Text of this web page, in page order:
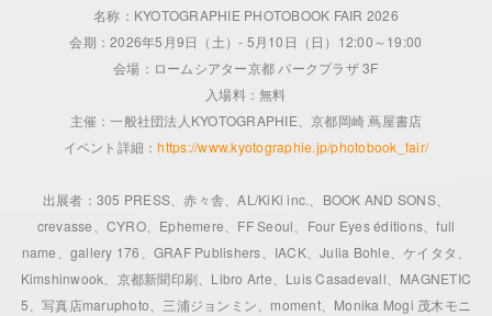
名称：KYOTOGRAPHIE PHOTOBOOK FAIR 2026
会期：2026年5月9日（土）- 5月10日（日）12:00～19:00
会場：ロームシアター京都 パークプラザ 3F
入場料：無料
主催：一般社団法人KYOTOGRAPHIE、京都岡崎 蔦屋書店
イベント詳細：https://www.kyotographie.jp/photobook_fair/
出展者：305 PRESS、赤々舎、AL/KiKi inc.、BOOK AND SONS、
crevasse、CYRO、Ephemere、FF Seoul、Four Eyes éditions、full
name、gallery 176、GRAF Publishers、IACK、Julia Bohle、ケイタタ、
Kimshinwook、京都新聞印刷、Libro Arte、Luis Casadevall、MAGNETIC
5、写真店maruphoto、三浦ジョンミン、moment、Monika Mogi 茂木モニ